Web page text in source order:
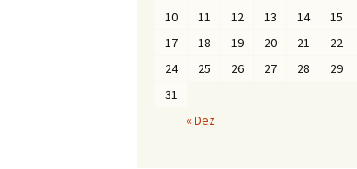
10
11 12 13 14 15
17
18 19 20 21 22
24
25 26 27 28 29
31
« Dez